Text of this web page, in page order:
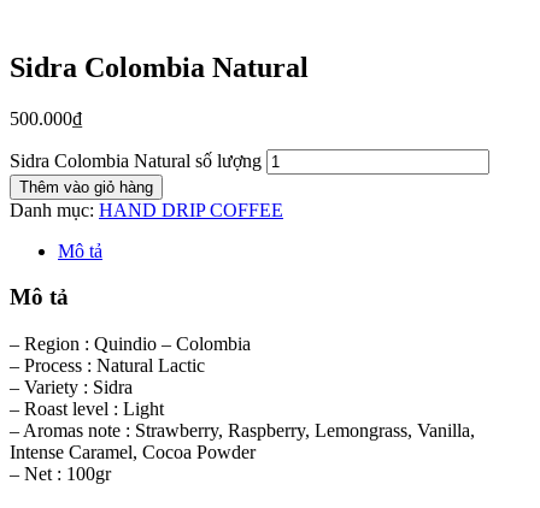
Sidra Colombia Natural
500.000₫
Sidra Colombia Natural số lượng
Thêm vào giỏ hàng
Danh mục: HAND DRIP COFFEE
Mô tả
Mô tả
– Region : Quindio – Colombia
– Process : Natural Lactic
– Variety : Sidra
– Roast level : Light
– Aromas note : Strawberry, Raspberry, Lemongrass, Vanilla,
Intense Caramel, Cocoa Powder
– Net : 100gr